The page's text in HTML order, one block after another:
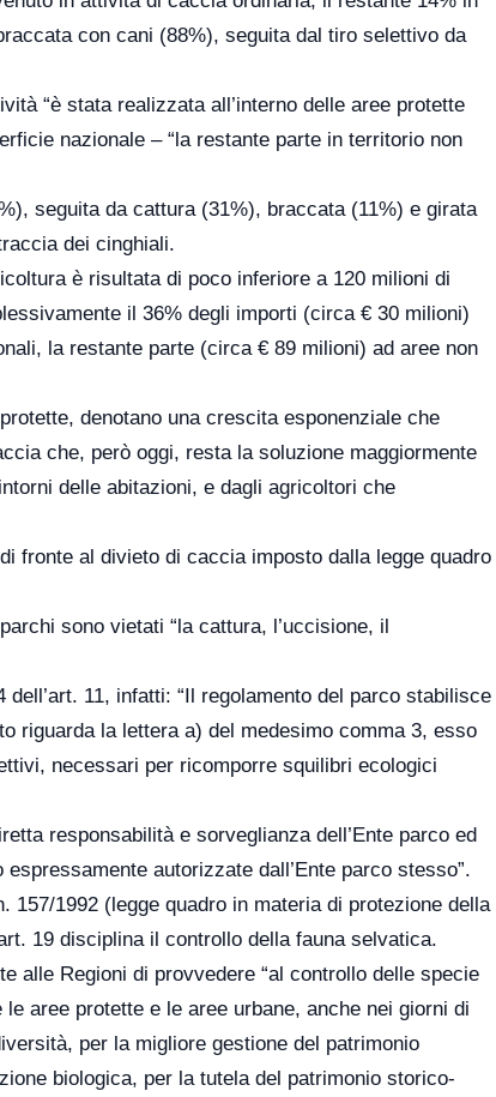
con cani (88%), seguita dal tiro selettivo da
“è stata realizzata all’interno delle aree protette
nazionale – “la restante parte in territorio non
seguita da cattura (31%), braccata (11%) e girata
dei cinghiali.
è risultata di poco inferiore a 120 milioni di
il 36% degli importi (circa € 30 milioni)
la restante parte (circa € 89 milioni) ad aree non
denotano una crescita esponenziale che
che, però oggi, resta la soluzione maggiormente
delle abitazioni, e dagli agricoltori che
fronte al divieto di caccia imposto dalla legge quadro
sono vietati “la cattura, l’uccisione, il
11, infatti: “Il regolamento del parco stabilisce
riguarda la lettera a) del medesimo comma 3, esso
necessari per ricomporre squilibri ecologici
responsabilità e sorveglianza dell’Ente parco ed
autorizzate dall’Ente parco stesso”.
1992 (legge quadro in materia di protezione della
19 disciplina il controllo della fauna selvatica.
alle Regioni di provvedere “al controllo delle specie
aree protette e le aree urbane, anche nei giorni di
per la migliore gestione del patrimonio
biologica, per la tutela del patrimonio storico-